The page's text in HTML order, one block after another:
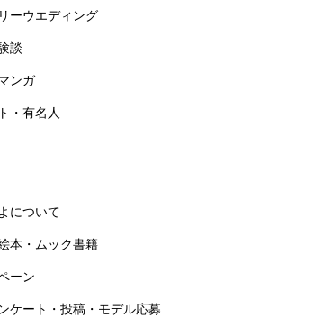
ーウエディング
談
ンガ
・有名人
について
本・ムック書籍
ーン
ケート・投稿・モデル応募